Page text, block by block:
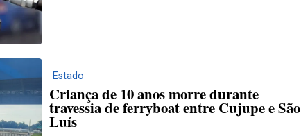
Estado
Criança de 10 anos morre durante
travessia de ferryboat entre Cujupe e São
Luís